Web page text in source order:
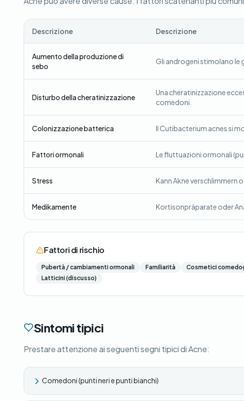
Descrizione Descrizione
Aumento della produzione di
sebo
Gli androgeni stimolano le
Disturbo della cheratinizzazione
Una cheratinizzazione
comedoni.
Colonizzazione batterica Il Cutibacterium acnes si
Fattori ormonali Le fluttuazioni ormonali
Stress Kann Akne verschlimmern
Medikamente Kortisonpräparate oder
Fattori di rischio
Pubertà / cambiamenti ormonali Familiarità Cosmetici
Latticini (discusso)
Sintomi tipici
Prestare attenzione ai seguenti segni tipici di Acne:
Comedoni (punti neri e punti bianchi)